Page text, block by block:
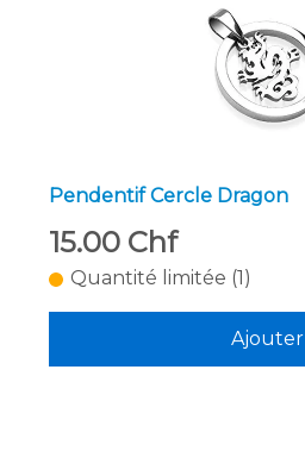
Pendentif Cercle Dragon
15.00 Chf
Quantité limitée (1)
Ajouter